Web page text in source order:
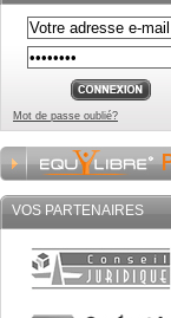
Mot de passe oublié?
VOS PARTENAIRES